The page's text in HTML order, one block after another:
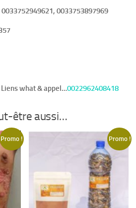
0033753897969
what & appel…0022962408418
être aussi…
Promo ! Promo !